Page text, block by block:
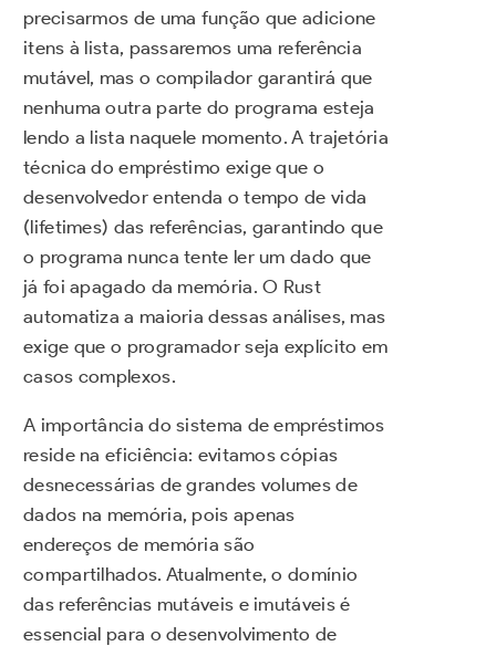
precisarmos de uma função que adicione
itens à lista, passaremos uma referência
mutável, mas o compilador garantirá que
nenhuma outra parte do programa esteja
lendo a lista naquele momento. A trajetória
técnica do empréstimo exige que o
desenvolvedor entenda o tempo de vida
(lifetimes) das referências, garantindo que
o programa nunca tente ler um dado que
já foi apagado da memória. O Rust
automatiza a maioria dessas análises, mas
exige que o programador seja explícito em
casos complexos.
A importância do sistema de empréstimos
reside na eficiência: evitamos cópias
desnecessárias de grandes volumes de
dados na memória, pois apenas
endereços de memória são
compartilhados. Atualmente, o domínio
das referências mutáveis e imutáveis é
essencial para o desenvolvimento de